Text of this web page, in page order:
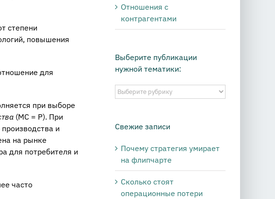
степени
повышения
для
при выборе
(МС = Р). При
и
на рынке
для потребителя и
часто
Отношения с
контрагентами
Выберите публикации
нужной тематики:
Выберите
публикации
тематики:
Свежие записи
Почему стратегия умирает
на флипчарте
Сколько стоят
операционные потери